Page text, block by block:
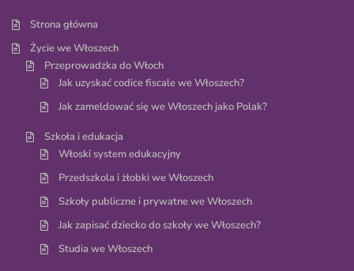
Strona główna
Życie we Włoszech
Przeprowadzka do Włoch
Jak uzyskać codice fiscale we Włoszech?
Jak zameldować się we Włoszech jako Polak?
Szkoła i edukacja
Włoski system edukacyjny
Przedszkola i żłobki we Włoszech
Szkoły publiczne i prywatne we Włoszech
Jak zapisać dziecko do szkoły we Włoszech?
Studia we Włoszech